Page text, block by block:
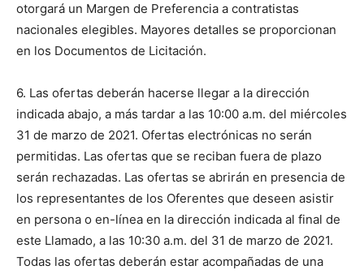
otorgará un Margen de Preferencia a contratistas
nacionales elegibles. Mayores detalles se proporcionan
en los Documentos de Licitación.
6. Las ofertas deberán hacerse llegar a la dirección
indicada abajo, a más tardar a las 10:00 a.m. del miércoles
31 de marzo de 2021. Ofertas electrónicas no serán
permitidas. Las ofertas que se reciban fuera de plazo
serán rechazadas. Las ofertas se abrirán en presencia de
los representantes de los Oferentes que deseen asistir
en persona o en-línea en la dirección indicada al final de
este Llamado, a las 10:30 a.m. del 31 de marzo de 2021.
Todas las ofertas deberán estar acompañadas de una